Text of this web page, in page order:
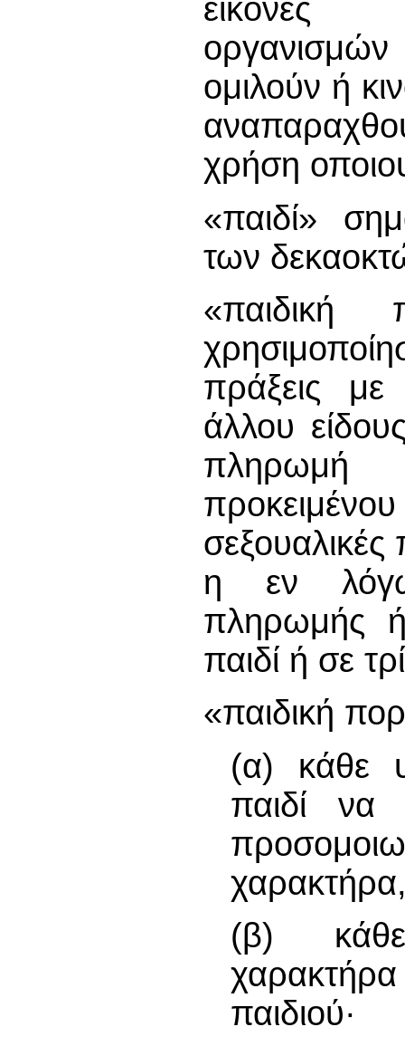
εικόνες
ομιλούν ή
χρήση
«παιδί»
των
«παιδική
πράξεις
άλλου
πληρωμή
η εν
πληρωμής ή
παιδί ή σε
«παιδική
(α) κάθε
παιδί να
(β) κάθε
παιδιού·